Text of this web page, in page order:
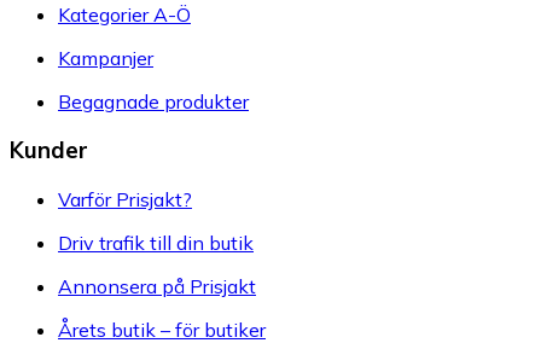
Kategorier A-Ö
Kampanjer
Begagnade produkter
Kunder
Varför Prisjakt?
Driv trafik till din butik
Annonsera på Prisjakt
Årets butik – för butiker